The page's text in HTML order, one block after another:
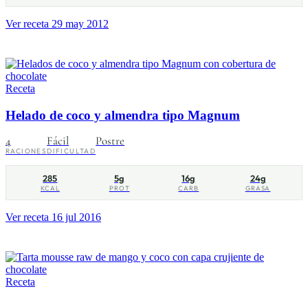
Ver receta 29 may 2012
Receta
Helado de coco y almendra tipo Magnum
4
RACIONES
Fácil
DIFICULTAD
Postre
285
KCAL
5g
PROT
16g
CARB
24g
GRASA
Ver receta 16 jul 2016
Receta